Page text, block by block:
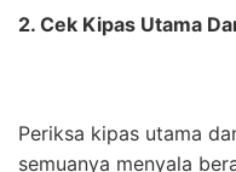
2. Cek Kipas Utama
Periksa kipas utama
semuanya menyala